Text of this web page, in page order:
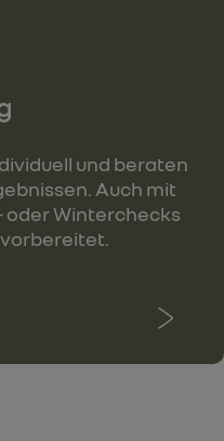
und beraten
Auch mit
oder Winterchecks